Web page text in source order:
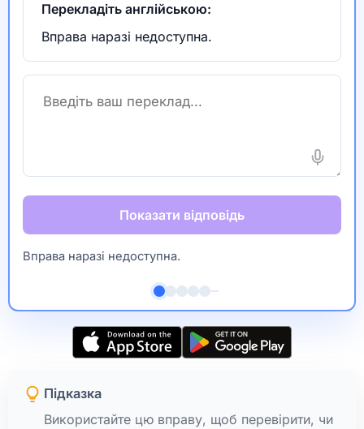
Перекладіть англійською:
Вправа наразі недоступна.
Показати відповідь
Вправа наразі недоступна.
Підказка
Використайте цю вправу, щоб перевірити, чи